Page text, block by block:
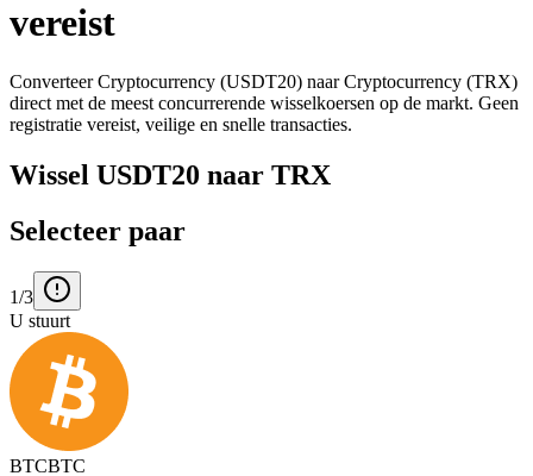
vereist
Converteer Cryptocurrency (USDT20) naar Cryptocurrency (TRX)
direct met de meest concurrerende wisselkoersen op de markt. Geen
registratie vereist, veilige en snelle transacties.
Wissel USDT20 naar TRX
Selecteer paar
1/3
U stuurt
BTCBTC